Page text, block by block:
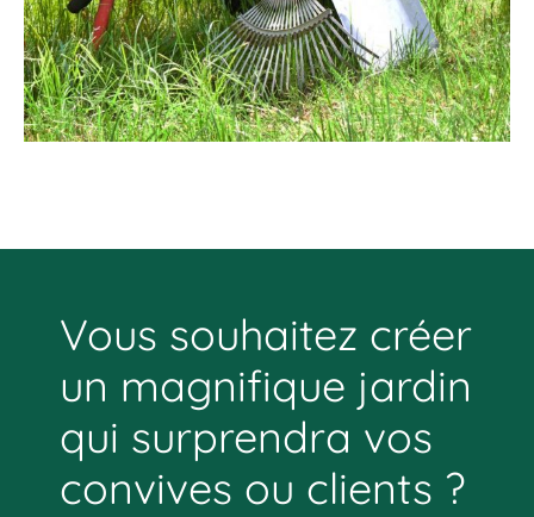
Vous souhaitez créer
un magnifique jardin
qui surprendra vos
convives ou clients ?